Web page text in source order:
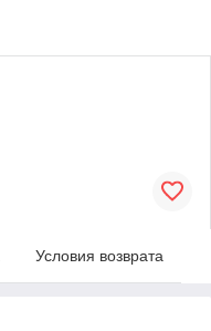
Условия возврата